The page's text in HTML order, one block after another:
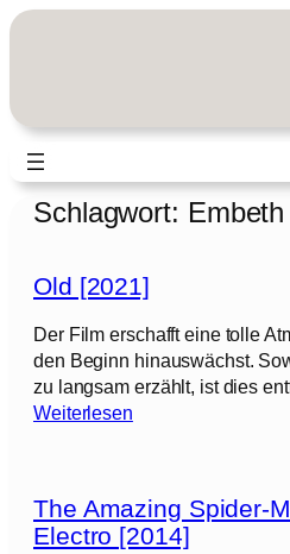
Zum
Schlagwort:
Old [2021]
Der Film erschafft eine tolle
den Beginn hinauswächst.
zu langsam erzählt, ist dies
Weiterlesen:
[
2
The Amazing Spider-
Electro [2014]